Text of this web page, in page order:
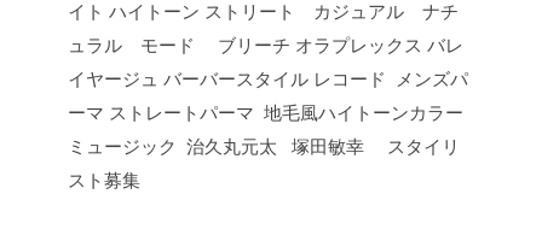
イト ハイトーン ストリート カジュアル ナチ
ュラル モード ブリーチ オラプレックス バレ
イヤージュ バーバースタイル レコード メンズパ
ーマ ストレートパーマ 地毛風ハイトーンカラー
ミュージック 治久丸元太 塚田敏幸 スタイリ
スト募集